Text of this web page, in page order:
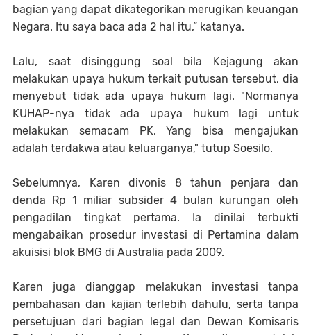
bagian yang dapat dikategorikan merugikan keuangan
Negara. Itu saya baca ada 2 hal itu,” katanya.
Lalu, saat disinggung soal bila Kejagung akan
melakukan upaya hukum terkait putusan tersebut, dia
menyebut tidak ada upaya hukum lagi. "Normanya
KUHAP-nya tidak ada upaya hukum lagi untuk
melakukan semacam PK. Yang bisa mengajukan
adalah terdakwa atau keluarganya," tutup Soesilo.
Sebelumnya, Karen divonis 8 tahun penjara dan
denda Rp 1 miliar subsider 4 bulan kurungan oleh
pengadilan tingkat pertama. Ia dinilai terbukti
mengabaikan prosedur investasi di Pertamina dalam
akuisisi blok BMG di Australia pada 2009.
Karen juga dianggap melakukan investasi tanpa
pembahasan dan kajian terlebih dahulu, serta tanpa
persetujuan dari bagian legal dan Dewan Komisaris